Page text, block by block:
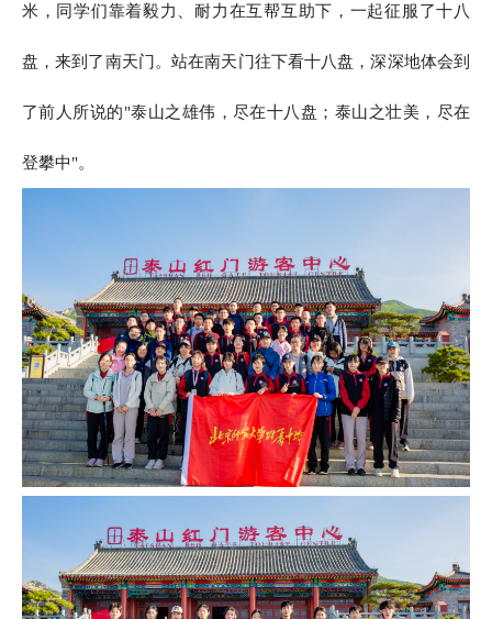
米，同学们靠着毅力、耐力在互帮互助下，一起征服了十八
盘，来到了南天门。站在南天门往下看十八盘，深深地体会到
了前人所说的"泰山之雄伟，尽在十八盘；泰山之壮美，尽在
登攀中"。